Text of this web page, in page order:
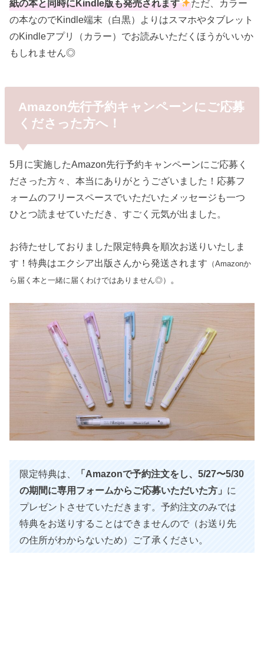
紙の本と同時にKindle版も発売されます
ただ、カラー
の本なのでKindle端末（白黒）よりはスマホやタブレット
のKindleアプリ（カラー）でお読みいただくほうがいいか
もしれません◎
Amazon先行予約キャンペーンにご応募
くださった方へ！
5月に実施したAmazon先行予約キャンペーンにご応募く
ださった方々、本当にありがとうございました！応募フ
ォームのフリースペースでいただいたメッセージも一つ
ひとつ読ませていただき、すごく元気が出ました。
お待たせしておりました限定特典を順次お送りいたしま
す！特典はエクシア出版さんから発送されます （Amazonか
ら届く本と一緒に届くわけではありません◎）
。
限定特典は、
「Amazonで予約注文をし、5/27〜5/30
の期間に専用フォームからご応募いただいた方」 に
プレゼントさせていただきます。予約注文のみでは
特典をお送りすることはできませんので（お送り先
の住所がわからないため）ご了承ください。